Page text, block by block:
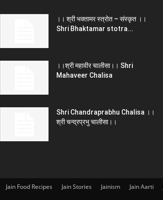
।। श्री भक्तामर स्त्रोत – संस्कृत ।।
Shri Bhaktamar stotra...
।।श्री महावीर चालीसा।। Shri
Mahaveer Chalisa
Shri Chandraprabhu Chalisa ।।
श्री चन्द्रप्रभु चालीसा।।
Jain Food Recipes Jain Stories Jainism Jain Aarti